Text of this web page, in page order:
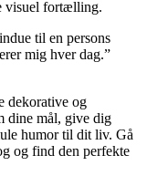
visuel fortælling.
til en persons
mig hver dag.”
dekorative og
dine mål, give dig
humor til dit liv. Gå
og find den perfekte